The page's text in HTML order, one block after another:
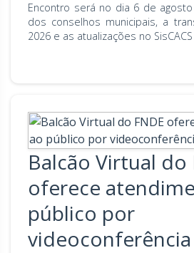
Encontro será no dia 6 de
dos conselhos municipais, a
2026 e as atualizações no SisCACS
Balcão Virtual do
oferece
público por
videoconferência